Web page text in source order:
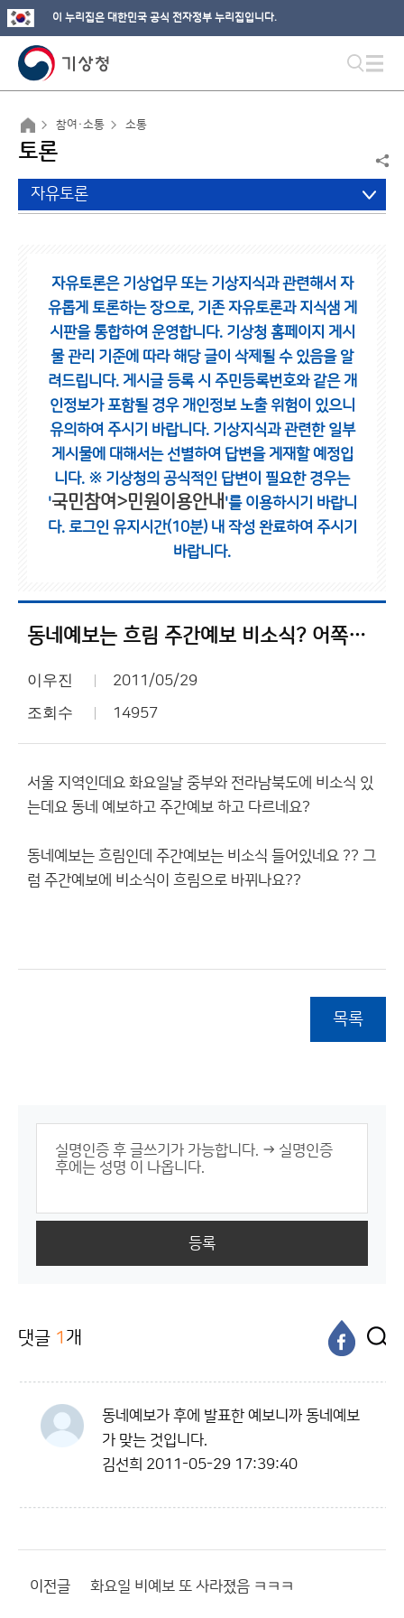
이 누리집은 대한민국 공식 전자정부 누리집입니다.
참여·소통 소통
토론
자유토론
자유토론은 기상업무 또는 기상지식과 관련해서 자
유롭게 토론하는 장으로, 기존 자유토론과 지식샘 게
시판을 통합하여 운영합니다. 기상청 홈페이지 게시
물 관리 기준에 따라 해당 글이 삭제될 수 있음을 알
려드립니다. 게시글 등록 시 주민등록번호와 같은 개
인정보가 포함될 경우 개인정보 노출 위험이 있으니
유의하여 주시기 바랍니다. 기상지식과 관련한 일부
게시물에 대해서는 선별하여 답변을 게재할 예정입
니다. ※ 기상청의 공식적인 답변이 필요한 경우는
'국민참여>민원이용안내 '를 이용하시기 바랍니
다. 로그인 유지시간(10분) 내 작성 완료하여 주시기
바랍니다.
동네예보는 흐림 주간예보 비소식? 어쪽이 맞는거지요??
이우진 2011/05/29
조회수 14957
서울 지역인데요 화요일날 중부와 전라남북도에 비소식 있
는데요 동네 예보하고 주간예보 하고 다르네요?
동네예보는 흐림인데 주간예보는 비소식 들어있네요 ?? 그
럼 주간예보에 비소식이 흐림으로 바뀌나요??
목록
등록
댓글 1 개
동네예보가 후에 발표한 예보니까 동네예보
가 맞는 것입니다.
김선희 2011-05-29 17:39:40
이전글 화요일 비예보 또 사라졌음 ㅋㅋㅋ